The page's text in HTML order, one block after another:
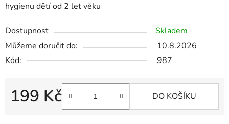
hygienu dětí od 2 let věku
Dostupnost
Skladem
Můžeme doručit do:
10.8.2026
Kód:
987
199 Kč DO KOŠÍKU